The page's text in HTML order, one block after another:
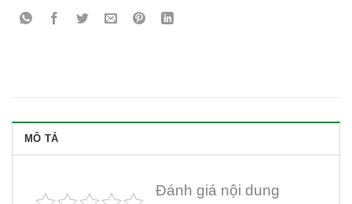
MÔ TẢ
Đánh giá nội dung